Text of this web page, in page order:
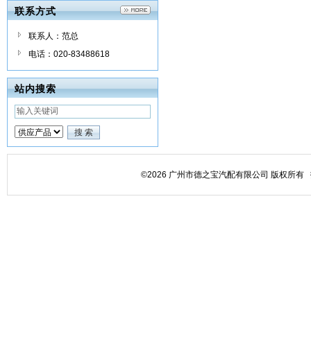
联系方式
联系人：范总
电话：020-83488618
站内搜索
©2026 广州市德之宝汽配有限公司 版权所有